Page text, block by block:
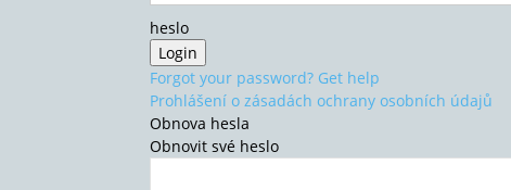
heslo
Forgot your password? Get help
Prohlášení o zásadách ochrany osobních údajů
Obnova hesla
Obnovit své heslo